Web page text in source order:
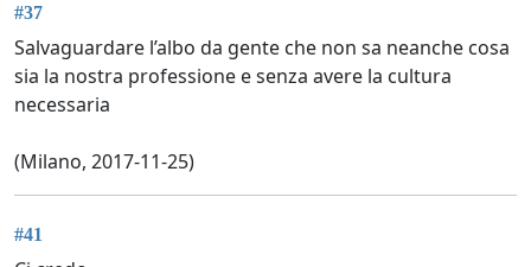
#37
Salvaguardare l’albo da gente che non sa neanche cosa
sia la nostra professione e senza avere la cultura
necessaria
(Milano, 2017-11-25)
#41